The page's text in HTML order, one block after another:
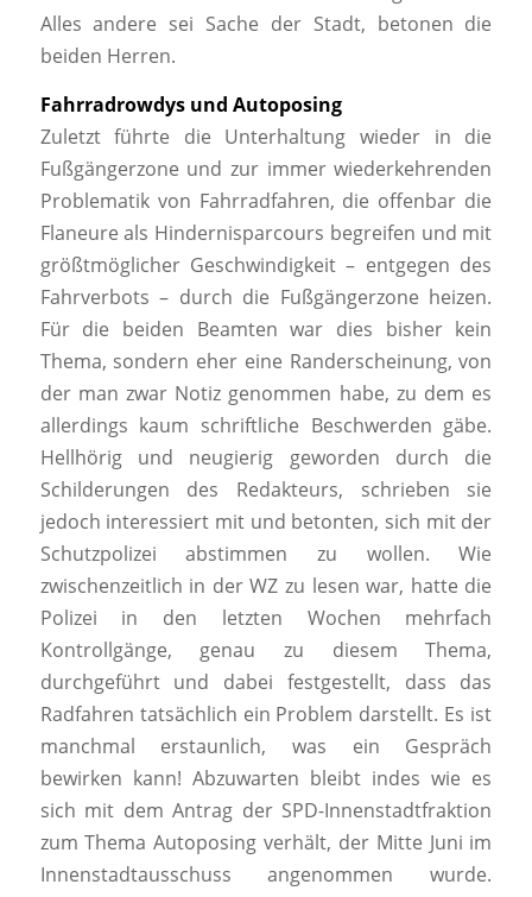
Alles andere sei Sache der Stadt, betonen die
beiden Herren.
Fahrradrowdys und Autoposing
Zuletzt führte die Unterhaltung wieder in die
Fußgängerzone und zur immer wiederkehrenden
Problematik von Fahrradfahren, die offenbar die
Flaneure als Hindernisparcours begreifen und mit
größtmöglicher Geschwindigkeit – entgegen des
Fahrverbots – durch die Fußgängerzone heizen.
Für die beiden Beamten war dies bisher kein
Thema, sondern eher eine Randerscheinung, von
der man zwar Notiz genommen habe, zu dem es
allerdings kaum schriftliche Beschwerden gäbe.
Hellhörig und neugierig geworden durch die
Schilderungen des Redakteurs, schrieben sie
jedoch interessiert mit und betonten, sich mit der
Schutzpolizei abstimmen zu wollen. Wie
zwischenzeitlich in der WZ zu lesen war, hatte die
Polizei in den letzten Wochen mehrfach
Kontrollgänge, genau zu diesem Thema,
durchgeführt und dabei festgestellt, dass das
Radfahren tatsächlich ein Problem darstellt. Es ist
manchmal erstaunlich, was ein Gespräch
bewirken kann! Abzuwarten bleibt indes wie es
sich mit dem Antrag der SPD-Innenstadtfraktion
zum Thema Autoposing verhält, der Mitte Juni im
Innenstadtausschuss angenommen wurde.